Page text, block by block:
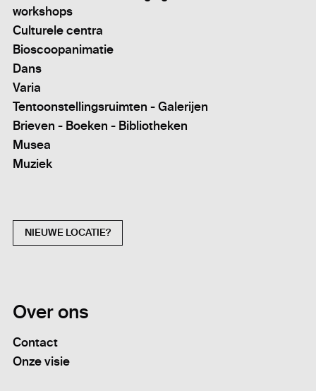
workshops
Culturele centra
Bioscoopanimatie
Dans
Varia
Tentoonstellingsruimten - Galerijen
Brieven - Boeken - Bibliotheken
Musea
Muziek
NIEUWE LOCATIE?
Over ons
Contact
Onze visie